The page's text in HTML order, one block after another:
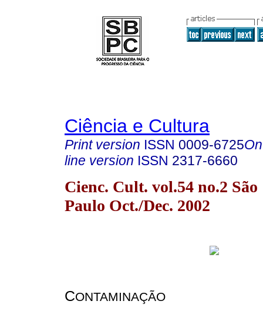
Ciência e Cultura
Print version ISSN 0009-6725
line version ISSN 2317-6660
Cienc. Cult. vol.54 no.2 São
Paulo Oct./Dec. 2002
CONTAMINAÇÃO